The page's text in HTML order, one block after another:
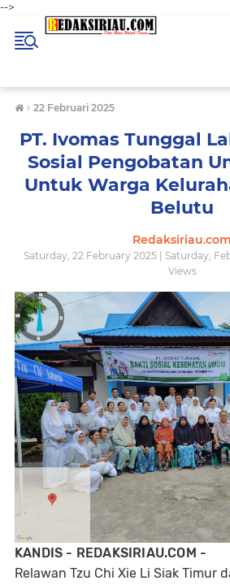
-->
› 22 Februari 2025
PT. Ivomas Tunggal
Sosial Pengobatan
Untuk Warga
Belutu
Redaksiriau.com
Saturday, 22 February 2025 | Saturday,
Views
KANDIS - REDAKSIRIAU.COM -
Relawan Tzu Chi Xie Li Siak Timur